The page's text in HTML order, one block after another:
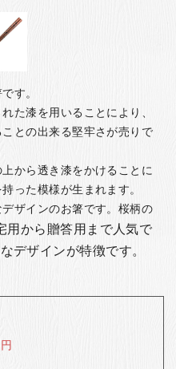
す。
た漆を用いることにより、
との出来る堅牢さが売りで
から透き漆をかけることに
った模様が生まれます。
ザインのお箸です。桜柄の
用から贈答用まで人気で
デザインが特徴です。
円